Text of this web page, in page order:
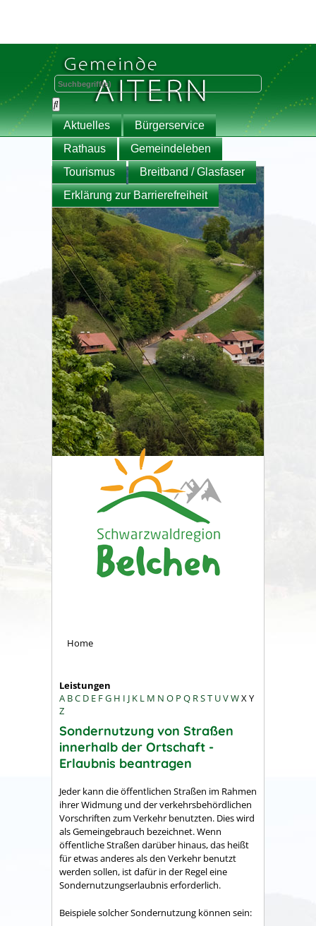
Aktuelles
Bürgerservice
Rathaus
Gemeindeleben
Tourismus
Breitband / Glasfaser
Erklärung zur Barrierefreiheit
Home
Leistungen
A BC D E FG H I J K L M N O P Q RST UVWXY
Z
Sondernutzung von Straßen
innerhalb der Ortschaft -
Erlaubnis beantragen
Jeder kann die öffentlichen Straßen im Rahmen
ihrer Widmung und der verkehrsbehördlichen
Vorschriften zum Verkehr benutzten. Dies wird
als Gemeingebrauch bezeichnet. Wenn
öffentliche Straßen darüber hinaus, das heißt
für etwas anderes als den Verkehr benutzt
werden sollen, ist dafür in der Regel eine
Sondernutzungserlaubnis erforderlich.
Beispiele solcher Sondernutzung können sein: